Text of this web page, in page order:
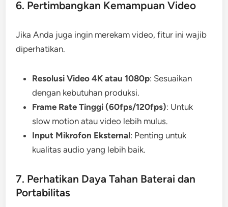
6. Pertimbangkan Kemampuan Video
Jika Anda juga ingin merekam video, fitur ini wajib
diperhatikan.
Resolusi Video 4K atau 1080p: Sesuaikan
dengan kebutuhan produksi.
Frame Rate Tinggi (60fps/120fps): Untuk
slow motion atau video lebih mulus.
Input Mikrofon Eksternal: Penting untuk
kualitas audio yang lebih baik.
7. Perhatikan Daya Tahan Baterai dan
Portabilitas